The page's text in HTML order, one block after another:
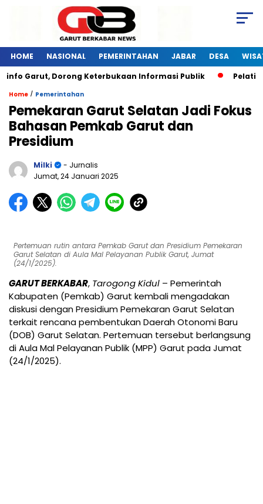
HOME NASIONAL PEMERINTAHAN JABAR DESA
Dorong Keterbukaan Informasi Publik
Pelatihan
Home / Pemerintahan
Pemekaran Garut Selatan Jadi Fokus
Bahasan Pemkab Garut dan
Presidium
Milki
- Jurnalis
Jumat, 24 Januari 2025
Pertemuan rutin antara Pemkab Garut dan Presidium Pemekaran
Garut Selatan di Aula Mal Pelayanan Publik Garut, Jumat
(24/1/2025).
GARUT BERKABAR, Tarogong Kidul – Pemerintah
Kabupaten (Pemkab) Garut kembali mengadakan
diskusi dengan Presidium Pemekaran Garut Selatan
terkait rencana pembentukan Daerah Otonomi Baru
(DOB) Garut Selatan. Pertemuan tersebut berlangsung
di Aula Mal Pelayanan Publik (MPP) Garut pada Jumat
(24/1/2025).